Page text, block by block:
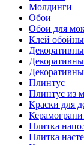
Молдинги
Обои
Обои для
Клей
Плинтус
Плинтус из
Краски для
Плитка
Плитка